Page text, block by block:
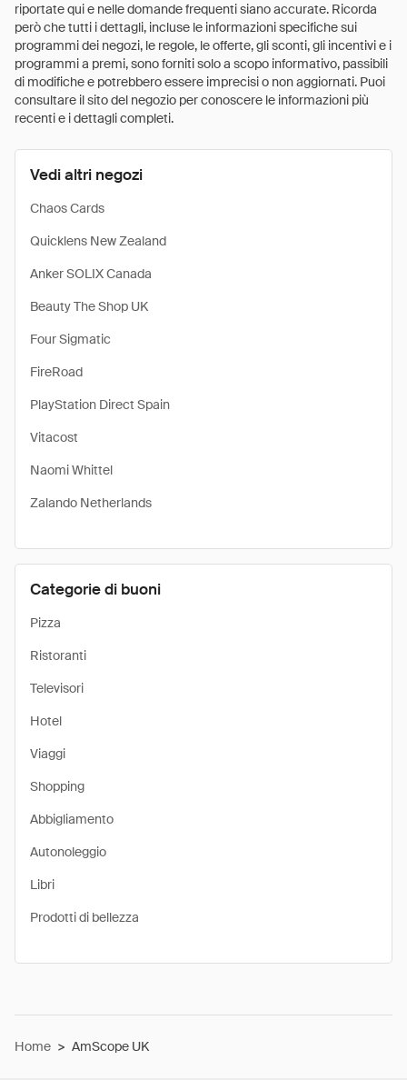
riportate qui e nelle domande frequenti siano accurate. Ricorda
però che tutti i dettagli, incluse le informazioni specifiche sui
programmi dei negozi, le regole, le offerte, gli sconti, gli incentivi e i
programmi a premi, sono forniti solo a scopo informativo, passibili
di modifiche e potrebbero essere imprecisi o non aggiornati. Puoi
consultare il sito del negozio per conoscere le informazioni più
recenti e i dettagli completi.
Vedi altri negozi
Chaos Cards
Quicklens New Zealand
Anker SOLIX Canada
Beauty The Shop UK
Four Sigmatic
FireRoad
PlayStation Direct Spain
Vitacost
Naomi Whittel
Zalando Netherlands
Categorie di buoni
Pizza
Ristoranti
Televisori
Hotel
Viaggi
Shopping
Abbigliamento
Autonoleggio
Libri
Prodotti di bellezza
Home > AmScope UK